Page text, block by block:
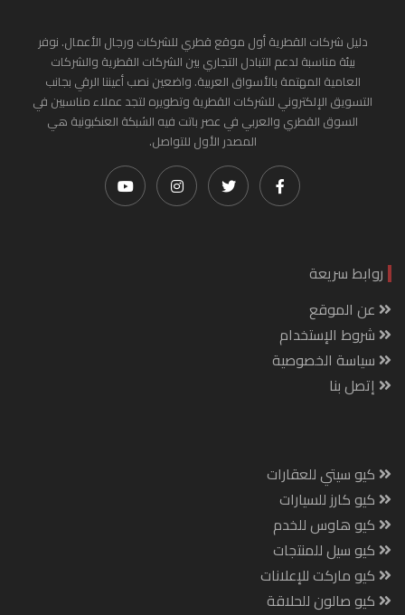
دليل شركات القطرية أول موقع قطري للشركات ورجال الأعمال. نوفر
بيئة مناسبة لدعم التبادل التجاري بين الشركات القطرية والشركات
العامية المهتمة بالأسواق العربية. واضعين نصب أعيننا الرقي بجانب
التسويق الإلكتروني للشركات القطرية وتطويره لتجد عملاء مناسبين في
السوق القطري والعربي في عصر باتت فيه الشبكة العنكبونية هي
المصدر الأول للتواصل.
روابط سريعة
عن الموقع
شروط الإستخدام
سياسة الخصوصية
إتصل بنا
كيو سيتي للعقارات
كيو كارز للسيارات
كيو هاوس للخدم
كيو سيل للمنتجات
كيو ماركت للإعلانات
كيو صالون للحلاقة